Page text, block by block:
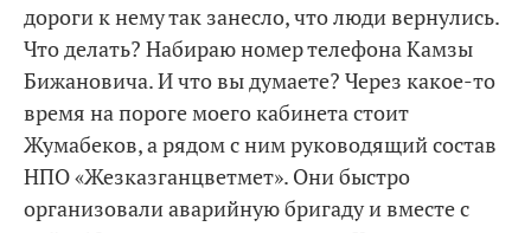
дороги к нему так занесло, что люди вернулись.
Что делать? Набираю номер телефона Камзы
Бижановича. И что вы думаете? Через какое-то
время на пороге моего кабинета стоит
Жумабеков, а рядом с ним руководящий состав
НПО «Жезказганцветмет». Они быстро
организовали аварийную бригаду и вместе с